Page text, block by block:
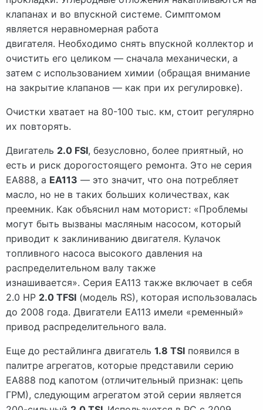
клапанах и во впускной системе. Симптомом
является неравномерная работа
двигателя. Необходимо снять впускной коллектор и
очистить его целиком — сначала механически, а
затем с использованием химии (обращая внимание
на закрытие клапанов — как при их регулировке).
Очистки хватает на 80-100 тыс. км, стоит регулярно
их повторять.
Двигатель 2.0 FSI, безусловно, более приятный, но
есть и риск дорогостоящего ремонта. Это не серия
EA888, а EA113 — это значит, что она потребляет
масло, но не в таких больших количествах, как
преемник. Как объяснил нам моторист: «Проблемы
могут быть вызваны масляным насосом, который
приводит к заклиниванию двигателя. Кулачок
топливного насоса высокого давления на
распределительном валу также
изнашивается». Серия EA113 также включает в себя
2.0 HP 2.0 TFSI (модель RS), которая использовалась
до 2008 года. Двигатели EA113 имели «ременный»
привод распределительного вала.
Еще до рестайлинга двигатель 1.8 TSI появился в
палитре агрегатов, которые представили серию
EA888 под капотом (отличительный признак: цепь
ГРМ), следующим агрегатом этой серии является